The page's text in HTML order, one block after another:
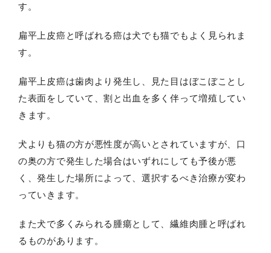
す。
扁平上皮癌と呼ばれる癌は犬でも猫でもよく見られま
す。
扁平上皮癌は歯肉より発生し、見た目はぼこぼことし
た表面をしていて、割と出血を多く伴って増殖してい
きます。
犬よりも猫の方が悪性度が高いとされていますが、口
の奥の方で発生した場合はいずれにしても予後が悪
く、発生した場所によって、選択するべき治療が変わ
っていきます。
また犬で多くみられる腫瘍として、繊維肉腫と呼ばれ
るものがあります。